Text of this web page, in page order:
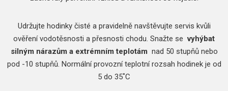
Udržujte hodinky čisté a pravidelně navštěvujte servis kvůli
ověření vodotěsnosti a přesnosti chodu. Snažte sevyhýbat
silným nárazům a extrémním teplotám nad 50 stupňů nebo
pod -10 stupňů. Normální provozní teplotní rozsah hodinek je od
5 do 35˚C